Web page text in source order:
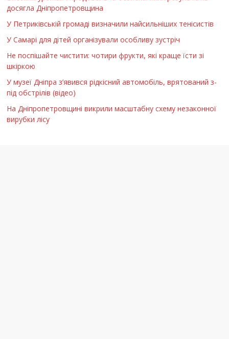
досягла Дніпропетровщина
У Петриківській громаді визначили найсильніших тенісистів
У Самарі для дітей організували особливу зустріч
Не поспішайте чистити: чотири фрукти, які краще їсти зі
шкіркою
У музеї Дніпра з’явився рідкісний автомобіль, врятований з-
під обстрілів (відео)
На Дніпропетровщині викрили масштабну схему незаконної
вирубки лісу